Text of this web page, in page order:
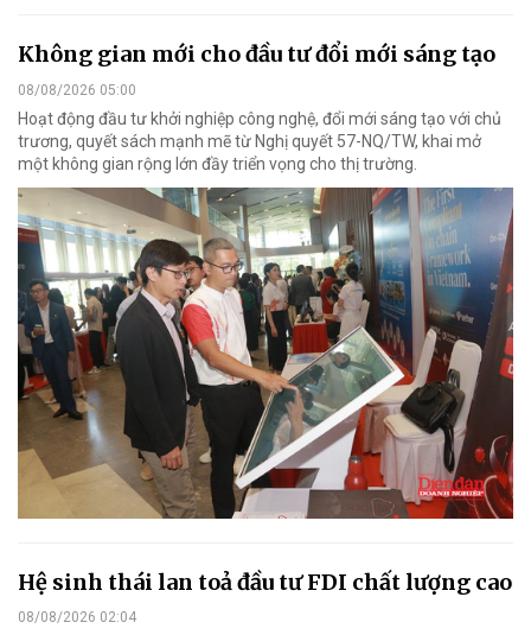
Không gian mới cho đầu tư đổi mới sáng tạo
08/08/2026 05:00
Hoạt động đầu tư khởi nghiệp công nghệ, đổi mới sáng tạo với chủ
trương, quyết sách mạnh mẽ từ Nghị quyết 57-NQ/TW, khai mở
một không gian rộng lớn đầy triển vọng cho thị trường.
Hệ sinh thái lan toả đầu tư FDI chất lượng cao
08/08/2026 02:04